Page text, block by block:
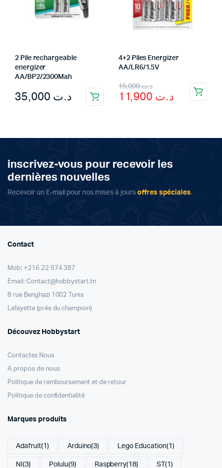
2 Pile rechargeable
energizer
AA/BP2/2300Mah
د.ت
4+2 Piles Energizer
AA/LR6/1.5V
د.ت15,000
Original
price
د.ت 15,000.
د.ت
Current
price
د.ت 11,900.
inscrivez-vous pour recevoir les
dernières nouvelles
Recevoir un E-mail pour nos mises à jours offres spéciales.
Contact
Mob: +216 22 974 387
Email: Contact@hobbystart.tn
8 rue Benghazi 1002 Tunis
Lafayette (prés du champion)
Découvez Hobbystart
Contactez Nous
A propos de nous
Politique de remboursement et de retour
Politique de confidentialité
Marques produits
Adafruit(1) Arduino(3) Lego Education(1)
NI (3) Polulu(9) Raspberry(18) ST(1)